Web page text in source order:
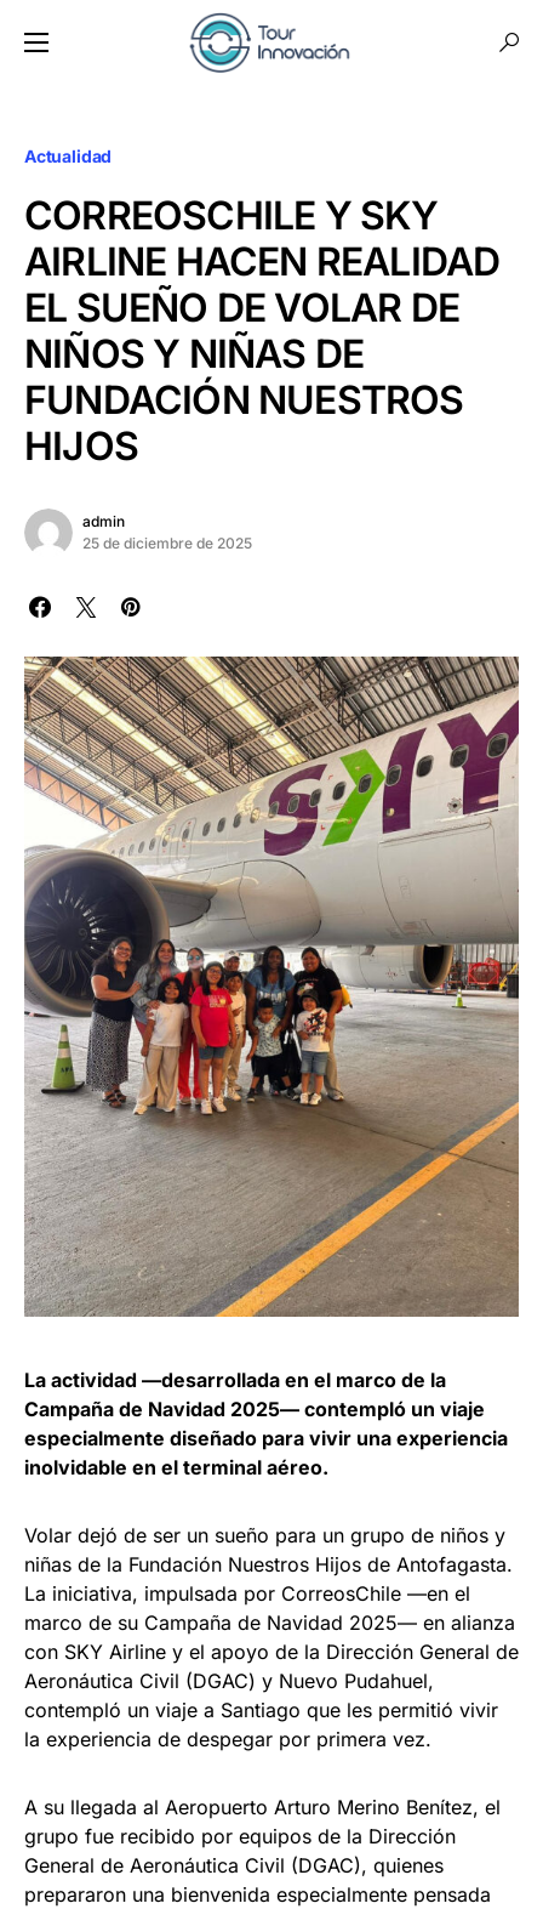
Actualidad
CORREOSCHILE Y SKY
AIRLINE HACEN REALIDAD
EL SUEÑO DE VOLAR DE
NIÑOS Y NIÑAS DE
FUNDACIÓN NUESTROS
HIJOS
admin
25 de diciembre de 2025
La actividad —desarrollada en el marco de la
Campaña de Navidad 2025— contempló un viaje
especialmente diseñado para vivir una experiencia
inolvidable en el terminal aéreo.
Volar dejó de ser un sueño para un grupo de niños y
niñas de la Fundación Nuestros Hijos de Antofagasta.
La iniciativa, impulsada por CorreosChile —en el
marco de su Campaña de Navidad 2025— en alianza
con SKY Airline y el apoyo de la Dirección General de
Aeronáutica Civil (DGAC) y Nuevo Pudahuel,
contempló un viaje a Santiago que les permitió vivir
la experiencia de despegar por primera vez.
A su llegada al Aeropuerto Arturo Merino Benítez, el
grupo fue recibido por equipos de la Dirección
General de Aeronáutica Civil (DGAC), quienes
prepararon una bienvenida especialmente pensada